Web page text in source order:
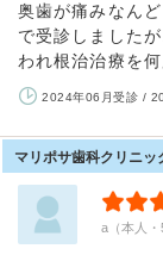
奥歯が痛みなん
で受診しました
われ根治治療を
2024年06月受診 /
マリポサ歯科クリニッ
a（本人・